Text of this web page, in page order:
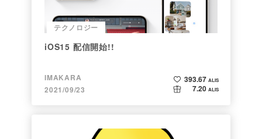
テクノロジー
iOS15 配信開始!!
IMAKARA
2021/09/23
393.67 ALIS
7.20 ALIS